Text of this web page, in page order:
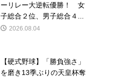
ーリレー大逆転優勝！ 女
子総合２位、男子総合４...
2026.08.04
【硬式野球】「勝負強さ」
を磨き13季ぶりの天皇杯奪